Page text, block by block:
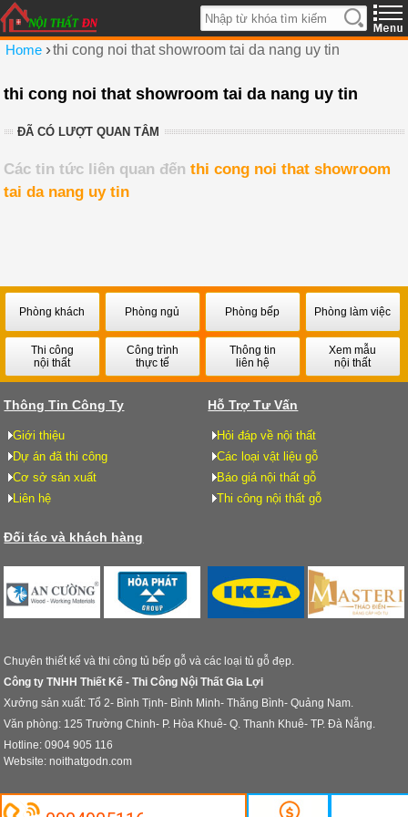
Home ›thi cong noi that showroom tai da nang uy tin
thi cong noi that showroom tai da nang uy tin
ĐÃ CÓ LƯỢT QUAN TÂM
Các tin tức liên quan đếnthi cong noi that showroom
tai da nang uy tin
Phòng khách Phòng ngủ Phòng bếp Phòng làm việc
Thi công
nội thất
Công trình
thực tế
Thông tin
liên hệ
Xem mẫu
nội thất
Thông Tin Công Ty
Giới thiệu
Dự án đã thi công
Cơ sở sản xuất
Liên hệ
Hỗ Trợ Tư Vấn
Hỏi đáp về nội thất
Các loại vật liệu gỗ
Báo giá nội thất gỗ
Thi công nội thất gỗ
Đối tác và khách hàng
Chuyên thiết kế và thi công tủ bếp gỗ và các loại tủ gỗ đẹp.
Công ty TNHH Thiết Kế - Thi Công Nội Thất Gia Lợi
Xưởng sản xuất: Tổ 2- Bình Tịnh- Bình Minh- Thăng Bình- Quảng Nam.
Văn phòng: 125 Trường Chinh- P. Hòa Khuê- Q. Thanh Khuê- TP. Đà Nẵng.
Hotline: 0904 905 116
Website: noithatgodn.com
© Design by Noi That Go Da Nang. All rights reserved.